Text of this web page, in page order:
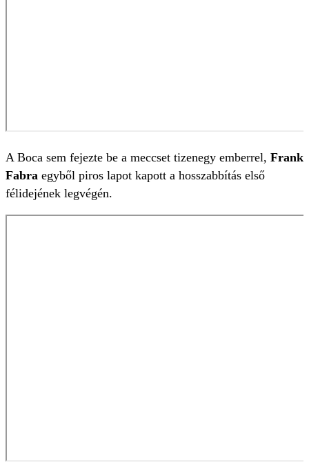
A Boca sem fejezte be a meccset tizenegy emberrel, Frank
Fabra egyből piros lapot kapott a hosszabbítás első
félidejének legvégén.